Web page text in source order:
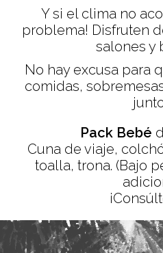
Y si el clima no
problema! Disfruten
salones y
No hay excusa para
comidas,
Pack Bebé
Cuna de viaje,
toalla, trona. (Bajo